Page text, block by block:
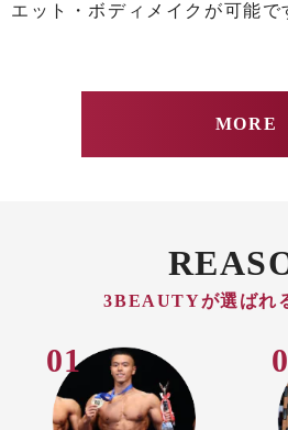
エット・ボディメイクが可能で
MORE
3BEAUTYが選ばれ